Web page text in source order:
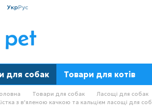
УкрРус
для собак Товари для котів
Товари для собак
Ласощі для собак
з в'яленою качкою та кальцієм ласощі для